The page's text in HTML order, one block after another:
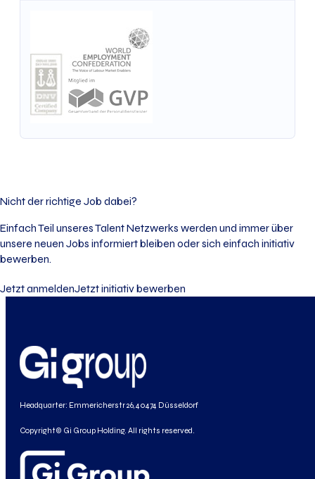
Nicht der richtige Job dabei?
Einfach Teil unseres Talent Netzwerks werden und immer über
unsere neuen Jobs informiert bleiben oder sich einfach initiativ
bewerben.
Jetzt anmeldenJetzt initiativ bewerben
Headquarter: Emmericherstr 26, 40474 Düsseldorf
Copyright© Gi Group Holding. All rights reserved.